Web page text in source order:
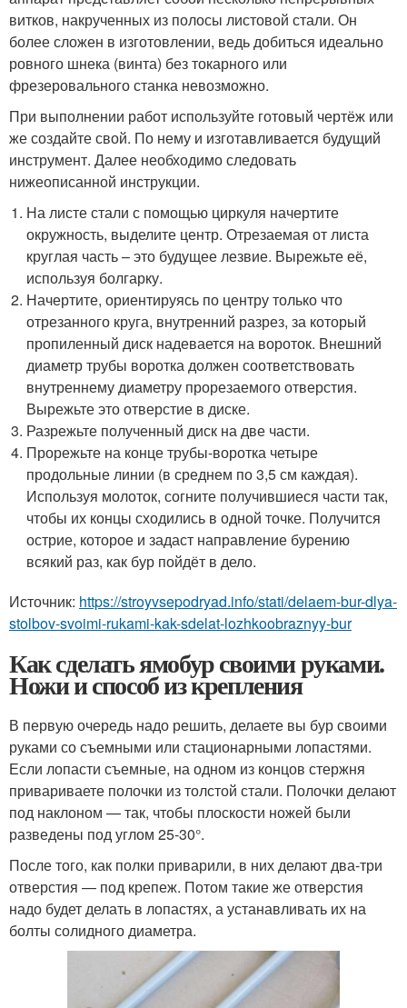
витков, накрученных из полосы листовой стали. Он
более сложен в изготовлении, ведь добиться идеально
ровного шнека (винта) без токарного или
фрезеровального станка невозможно.
При выполнении работ используйте готовый чертёж или
же создайте свой. По нему и изготавливается будущий
инструмент. Далее необходимо следовать
нижеописанной инструкции.
На листе стали с помощью циркуля начертите
окружность, выделите центр. Отрезаемая от листа
круглая часть – это будущее лезвие. Вырежьте её,
используя болгарку.
Начертите, ориентируясь по центру только что
отрезанного круга, внутренний разрез, за который
пропиленный диск надевается на вороток. Внешний
диаметр трубы воротка должен соответствовать
внутреннему диаметру прорезаемого отверстия.
Вырежьте это отверстие в диске.
Разрежьте полученный диск на две части.
Прорежьте на конце трубы-воротка четыре
продольные линии (в среднем по 3,5 см каждая).
Используя молоток, согните получившиеся части так,
чтобы их концы сходились в одной точке. Получится
острие, которое и задаст направление бурению
всякий раз, как бур пойдёт в дело.
Источник: https://stroyvsepodryad.info/stati/delaem-bur-dlya-
stolbov-svoimi-rukami-kak-sdelat-lozhkoobraznyy-bur
Как сделать ямобур своими руками.
Ножи и способ из крепления
В первую очередь надо решить, делаете вы бур своими
руками со съемными или стационарными лопастями.
Если лопасти съемные, на одном из концов стержня
привариваете полочки из толстой стали. Полочки делают
под наклоном — так, чтобы плоскости ножей были
разведены под углом 25-30°.
После того, как полки приварили, в них делают два-три
отверстия — под крепеж. Потом такие же отверстия
надо будет делать в лопастях, а устанавливать их на
болты солидного диаметра.